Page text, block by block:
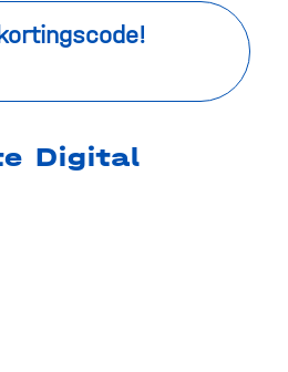
Digital